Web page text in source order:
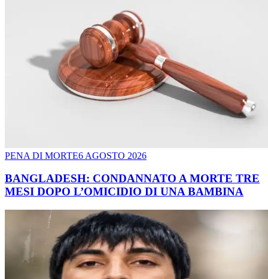
PENA DI MORTE6 AGOSTO 2026
BANGLADESH: CONDANNATO A MORTE TRE
MESI DOPO L’OMICIDIO DI UNA BAMBINA